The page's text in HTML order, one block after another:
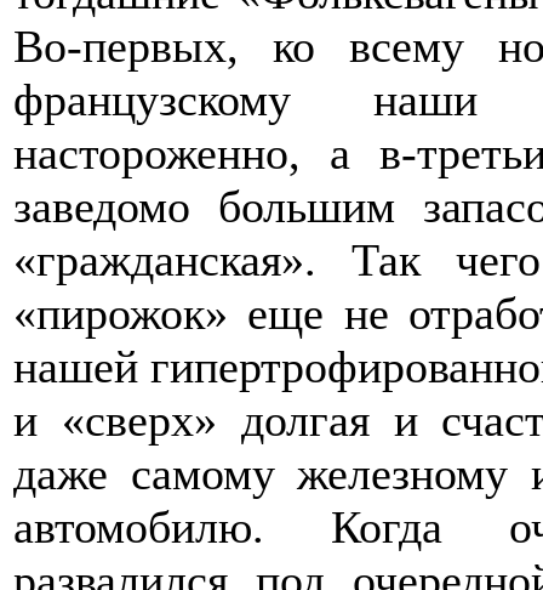
Во-первых, ко всему
французскому наши
настороженно, а в-
заведомо большим
«гражданская». Так
«пирожок» еще не
нашей
и «сверх» долгая и
даже самому железному
автомобилю. Когда